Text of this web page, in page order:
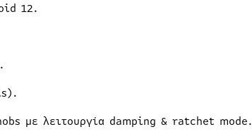
12.
με λειτουργία damping & ratchet mode.